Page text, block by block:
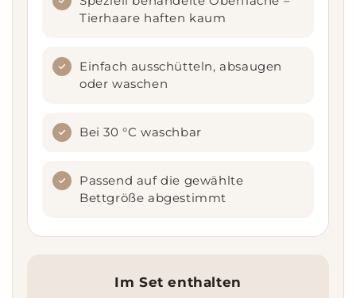
Tierhaare haften kaum
Einfach ausschütteln, absaugen
oder waschen
Bei 30 °C waschbar
Passend auf die gewählte
Bettgröße abgestimmt
Im Set enthalten